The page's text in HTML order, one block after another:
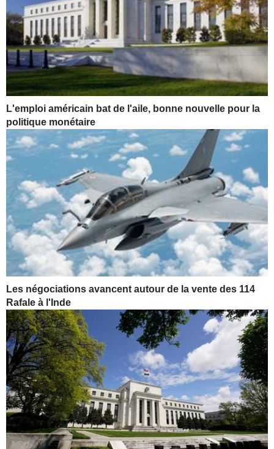
L'emploi américain bat de l'aile, bonne nouvelle pour la
politique monétaire
Les négociations avancent autour de la vente des 114
Rafale à l'Inde